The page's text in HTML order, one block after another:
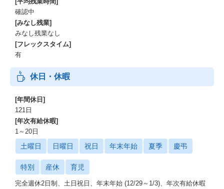
確認中
[みなし残業]
みなし残業なし
[フレックスタイム]
有
休日・休暇
[年間休日]
121日
[年次有給休暇]
1～20日
土曜日 日曜日 祝日 年末年始 夏季 慶弔
特別 産休 育児
完全週休2日制、土日祝日、年末年始 (12/29～1/3)、年次有給休暇